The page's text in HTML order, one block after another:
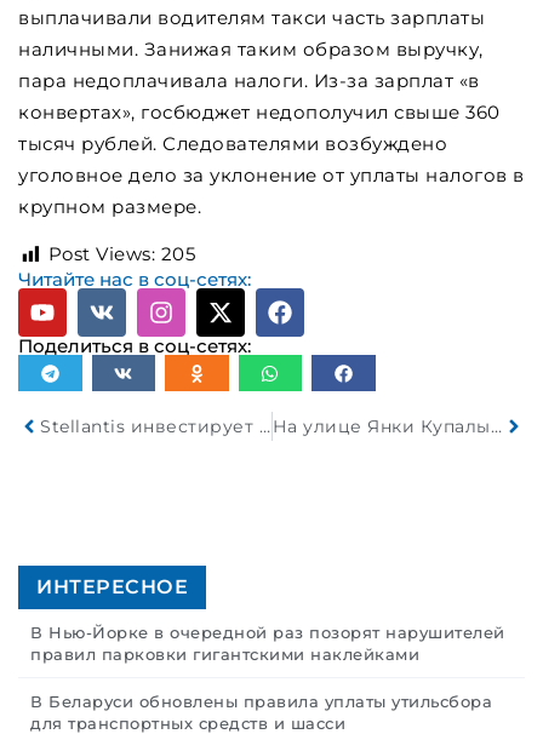
выплачивали водителям такси часть зарплаты
наличными. Занижая таким образом выручку,
пара недоплачивала налоги. Из-за зарплат «в
конвертах», госбюджет недополучил свыше 360
тысяч рублей. Следователями возбуждено
уголовное дело за уклонение от уплаты налогов в
крупном размере.
Post Views: 205
Читайте нас в соц-сетях:
Поделиться в соц-сетях:
Stellantis инвестирует 10 миллиардов долларов в США На улице Янки Купалы в Минске столкнулись 3 автомобиля
ИНТЕРЕСНОЕ
В Нью-Йорке в очередной раз позорят нарушителей
правил парковки гигантскими наклейками
В Беларуси обновлены правила уплаты утильсбора
для транспортных средств и шасси